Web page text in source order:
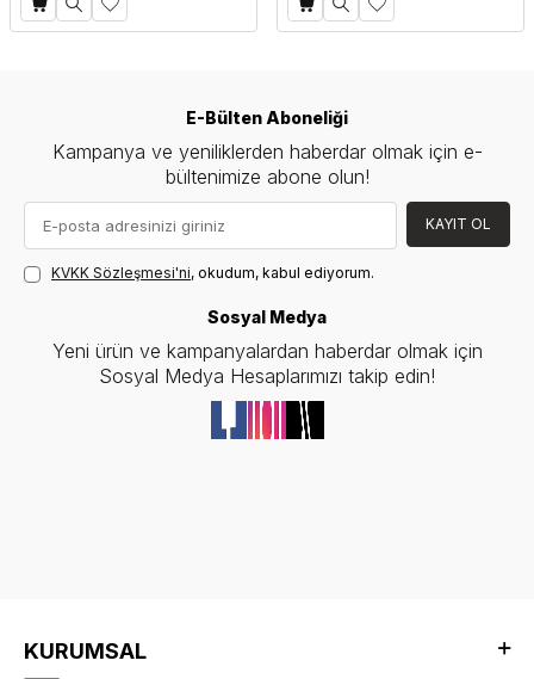
E-Bülten Aboneliği
Kampanya ve yeniliklerden haberdar olmak için e-
bültenimize abone olun!
KAYIT OL
KVKK Sözleşmesi'ni, okudum, kabul ediyorum.
Sosyal Medya
Yeni ürün ve kampanyalardan haberdar olmak için
Sosyal Medya Hesaplarımızı takip edin!
KURUMSAL